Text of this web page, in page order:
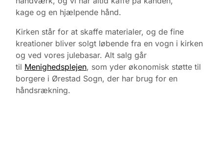
kage og en hjælpende hånd.
Kirken står for at skaffe materialer, og de fine
kreationer bliver solgt løbende fra en vogn i kirken
og ved vores julebasar. Alt salg går
til Menighedsplejen, som yder økonomisk støtte til
borgere i Ørestad Sogn, der har brug for en
håndsrækning.